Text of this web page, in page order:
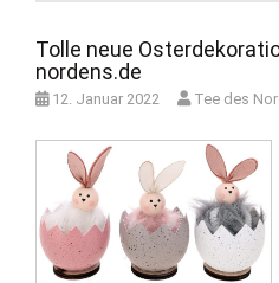
Tolle neue
nordens.de
12. Januar 2022 Tee des